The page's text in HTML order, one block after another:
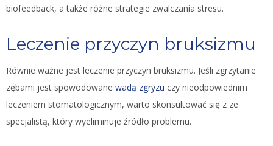
biofeedback, a także różne strategie zwalczania stresu.
Leczenie przyczyn bruksizmu
Równie ważne jest leczenie przyczyn bruksizmu. Jeśli zgrzytanie
zębami jest spowodowane wadą zgryzu czy nieodpowiednim
leczeniem stomatologicznym, warto skonsultować się z ze
specjalistą, który wyeliminuje źródło problemu.